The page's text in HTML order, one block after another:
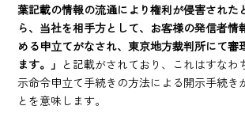
葉記載の情報の流通により権利が侵害された
ら、当社を相手方として、お客様の発信者情
める申立てがなされ、東京地方裁判所にて審
ます。」 と記載がされており、これはすなわ
示命令申立て手続きの方法による開示手続き
とを意味します。